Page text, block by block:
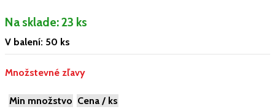
Na sklade:23 ks
V balení: 50 ks
Množstevné zľavy
Min množstvo Cena / ks